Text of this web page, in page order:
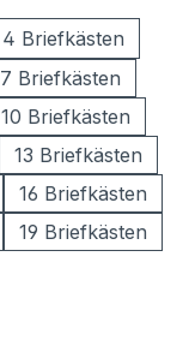
4 Briefkästen
7 Briefkästen
10 Briefkästen
13 Briefkästen
16 Briefkästen
19 Briefkästen